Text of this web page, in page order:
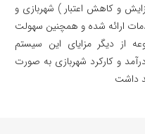
و کاهش اعتبار ) شهربازی و
ارائه شده و همچنین سهولت
از دیگر مزایای این سیستم
و کارکرد شهربازی به صورت
داشت